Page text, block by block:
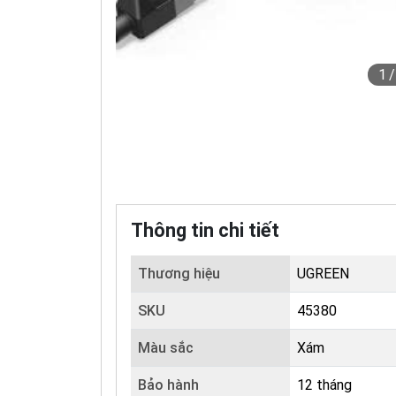
1
Thông tin chi tiết
Thương hiệu UGREEN
SKU 45380
Màu sắc Xám
Bảo hành 12 tháng